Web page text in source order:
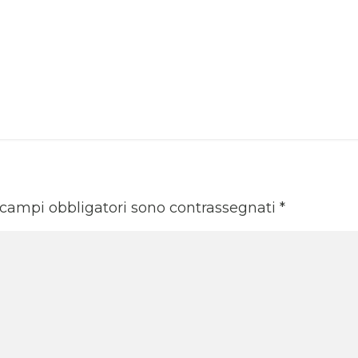
obbligatori sono contrassegnati*